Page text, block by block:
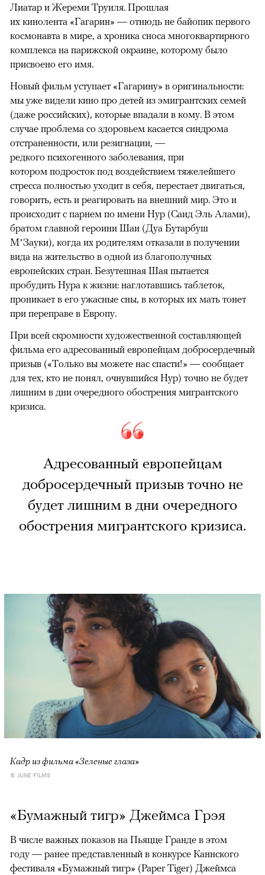
Лиатар и Жереми Труиля. Прошлая
их кинолента «Гагарин» — отнюдь не байопик первого
космонавта в мире, а хроника сноса многоквартирного
комплекса на парижской окраине, которому было
присвоено его имя.
Новый фильм уступает «Гагарину» в оригинальности:
мы уже видели кино про детей из эмигрантских семей
(даже российских), которые впадали в кому. В этом
случае проблема со здоровьем касается синдрома
отстраненности, или резигнации, —
редкого психогенного заболевания, при
котором подросток под воздействием тяжелейшего
стресса полностью уходит в себя, перестает двигаться,
говорить, есть и реагировать на внешний мир. Это и
происходит с парнем по имени Нур (Саид Эль Алами),
братом главной героини Шаи (Дуа Бутарбуш
М’Зауки), когда их родителям отказали в получении
вида на жительство в одной из благополучных
европейских стран. Безутешная Шая пытается
пробудить Нура к жизни: наглотавшись таблеток,
проникает в его ужасные сны, в которых их мать тонет
при переправе в Европу.
При всей скромности художественной составляющей
фильма его адресованный европейцам добросердечный
призыв («Только вы можете нас спасти!» — сообщает
для тех, кто не понял, очнувшийся Нур) точно не будет
лишним в дни очередного обострения мигрантского
кризиса.
Адресованный европейцам
добросердечный призыв точно не
будет лишним в дни очередного
обострения мигрантского кризиса.
Кадр из фильма «Зеленые глаза»
© JUNE FILMS
«Бумажный тигр» Джеймса Грэя
В числе важных показов на Пьяцце Гранде в этом
году — ранее представленный в конкурсе Каннского
фестиваля «Бумажный тигр» (Paper Tiger) Джеймса